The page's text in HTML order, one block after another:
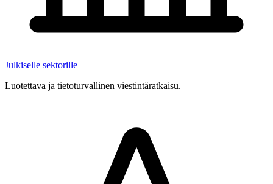
Julkiselle sektorille
Luotettava ja tietoturvallinen viestintäratkaisu.